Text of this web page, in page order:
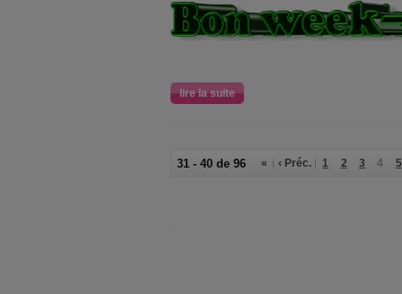
lire la suite
31 - 40 de 96 « ‹ Préc. 1 2 3 4 5